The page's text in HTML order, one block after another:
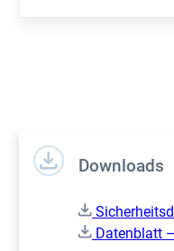
Downloads
Datenblatt